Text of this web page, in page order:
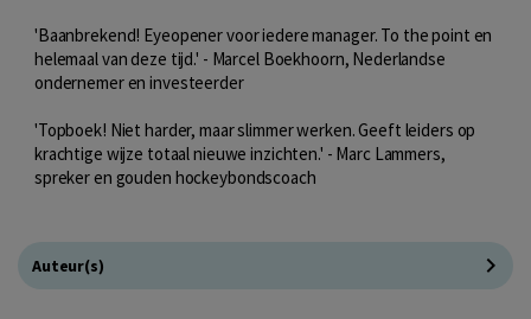
'Baanbrekend! Eyeopener voor iedere manager. To the point en
helemaal van deze tijd.' - Marcel Boekhoorn, Nederlandse
ondernemer en investeerder
'Topboek! Niet harder, maar slimmer werken. Geeft leiders op
krachtige wijze totaal nieuwe inzichten.' - Marc Lammers,
spreker en gouden hockeybondscoach
Auteur(s)